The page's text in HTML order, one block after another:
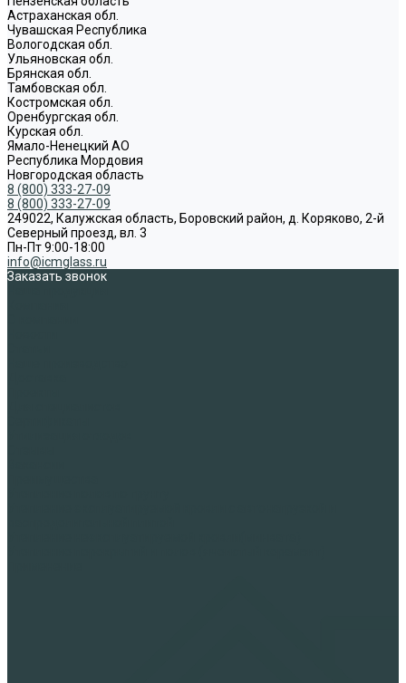
Астраханская обл.
Чувашская Республика
Вологодская обл.
Ульяновская обл.
Брянская обл.
Тамбовская обл.
Костромская обл.
Оренбургская обл.
Курская обл.
Ямало-Ненецкий АО
Республика Мордовия
Новгородская область
8 (800) 333-27-09
8 (800) 333-27-09
249022, Калужская область, Боровский район, д. Коряково, 2-й
Северный проезд, вл. 3
Пн-Пт 9:00-18:00
info@icmglass.ru
Заказать звонок